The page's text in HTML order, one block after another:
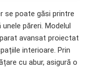
se poate găsi printre
păreri. Modelul
avansat proiectat
interioare. Prin
cu abur, asigură o